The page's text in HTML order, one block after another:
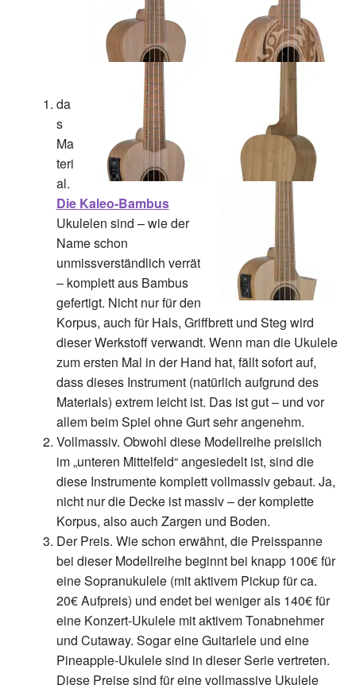
da
s
Ma
teri
al.
Die Kaleo-Bambus
Ukulelen sind – wie der
Name schon
unmissverständlich verrät
– komplettaus Bambus
gefertigt. Nicht nur für den
Korpus, auch für Hals, Griffbrett und Steg wird
dieser Werkstoff verwandt. Wenn man die Ukulele
zum ersten Mal in der Hand hat, fällt sofort auf,
dass dieses Instrument (natürlich aufgrund des
Materials) extrem leicht ist. Das ist gut – und vor
allem beim Spiel ohne Gurt sehr angenehm.
Vollmassiv. Obwohl diese Modellreihe preislich
im „unteren Mittelfeld“ angesiedelt ist, sind die
diese Instrumente komplett vollmassiv gebaut. Ja,
nicht nur die Decke ist massiv – der komplette
Korpus, also auch Zargen und Boden.
Der Preis. Wie schon erwähnt, die Preisspanne
bei dieser Modellreihe beginnt bei knapp 100€ für
eine Sopranukulele (mit aktivem Pickup für ca.
20€ Aufpreis) und endet bei weniger als 140€ für
eine Konzert-Ukulele mit aktivem Tonabnehmer
und Cutaway. Sogar eine Guitarlele und eine
Pineapple-Ukulele sind in dieser Serie vertreten.
Diese Preise sind für eine vollmassive Ukulele